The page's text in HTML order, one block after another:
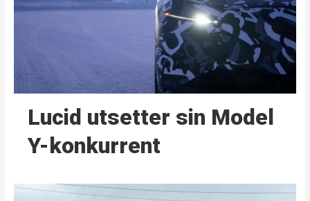
Lucid utsetter sin Model
Y-konkurrent